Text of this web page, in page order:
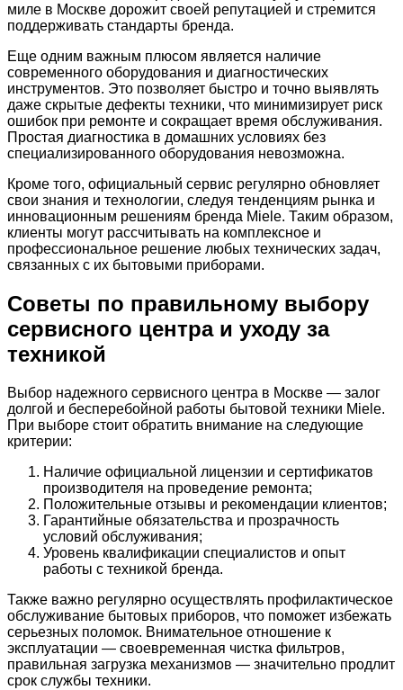
миле в Москве дорожит своей репутацией и стремится
поддерживать стандарты бренда.
Еще одним важным плюсом является наличие
современного оборудования и диагностических
инструментов. Это позволяет быстро и точно выявлять
даже скрытые дефекты техники, что минимизирует риск
ошибок при ремонте и сокращает время обслуживания.
Простая диагностика в домашних условиях без
специализированного оборудования невозможна.
Кроме того, официальный сервис регулярно обновляет
свои знания и технологии, следуя тенденциям рынка и
инновационным решениям бренда Miele. Таким образом,
клиенты могут рассчитывать на комплексное и
профессиональное решение любых технических задач,
связанных с их бытовыми приборами.
Советы по правильному выбору
сервисного центра и уходу за
техникой
Выбор надежного сервисного центра в Москве — залог
долгой и бесперебойной работы бытовой техники Miele.
При выборе стоит обратить внимание на следующие
критерии:
Наличие официальной лицензии и сертификатов
производителя на проведение ремонта;
Положительные отзывы и рекомендации клиентов;
Гарантийные обязательства и прозрачность
условий обслуживания;
Уровень квалификации специалистов и опыт
работы с техникой бренда.
Также важно регулярно осуществлять профилактическое
обслуживание бытовых приборов, что поможет избежать
серьезных поломок. Внимательное отношение к
эксплуатации — своевременная чистка фильтров,
правильная загрузка механизмов — значительно продлит
срок службы техники.